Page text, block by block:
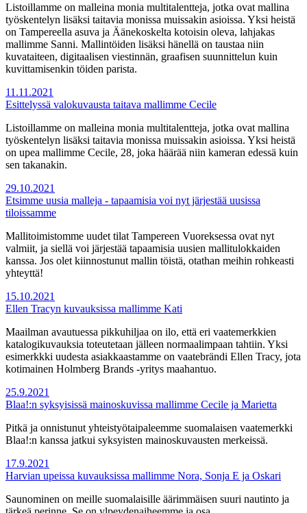
Listoillamme on malleina monia multitalentteja, jotka ovat mallina
työskentelyn lisäksi taitavia monissa muissakin asioissa. Yksi heistä
on Tampereella asuva ja Äänekoskelta kotoisin oleva, lahjakas
mallimme Sanni. Mallintöiden lisäksi hänellä on taustaa niin
kuvataiteen, digitaalisen viestinnän, graafisen suunnittelun kuin
kuvittamisenkin töiden parista.
11.11.2021
Esittelyssä valokuvausta taitava mallimme Cecile
Listoillamme on malleina monia multitalentteja, jotka ovat mallina
työskentelyn lisäksi taitavia monissa muissakin asioissa. Yksi heistä
on upea mallimme Cecile, 28, joka häärää niin kameran edessä kuin
sen takanakin.
29.10.2021
Etsimme uusia malleja - tapaamisia voi nyt järjestää uusissa
tiloissamme
Mallitoimistomme uudet tilat Tampereen Vuoreksessa ovat nyt
valmiit, ja siellä voi järjestää tapaamisia uusien mallitulokkaiden
kanssa. Jos olet kiinnostunut mallin töistä, otathan meihin rohkeasti
yhteyttä!
15.10.2021
Ellen Tracyn kuvauksissa mallimme Kati
Maailman avautuessa pikkuhiljaa on ilo, että eri vaatemerkkien
katalogikuvauksia toteutetaan jälleen normaalimpaan tahtiin. Yksi
esimerkkki uudesta asiakkaastamme on vaatebrändi Ellen Tracy, jota
kotimainen Holmberg Brands -yritys maahantuo.
25.9.2021
Blaa!:n syksyisissä mainoskuvissa mallimme Cecile ja Marietta
Pitkä ja onnistunut yhteistyötaipaleemme suomalaisen vaatemerkki
Blaa!:n kanssa jatkui syksyisten mainoskuvausten merkeissä.
17.9.2021
Harvian upeissa kuvauksissa mallimme Nora, Sonja E ja Oskari
Saunominen on meille suomalaisille äärimmäisen suuri nautinto ja